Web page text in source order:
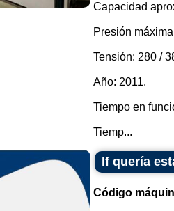
Capacidad
Presión
Tensión: 280 /
Año: 2011.
Tiempo en
Tiemp...
If quería
Código